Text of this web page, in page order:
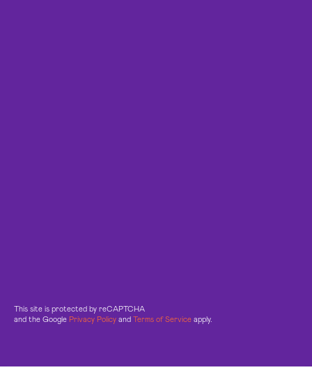
This site is protected by reCAPTCHA
and the Google Privacy Policy and Terms of Service apply.